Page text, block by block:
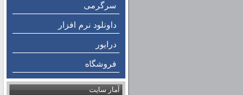
سرگرمی
داونلود نرم افزار
درایور
فروشگاه
آمار سایت